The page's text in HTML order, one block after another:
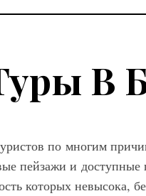
В
по многим
пейзажи и
которых невысока,